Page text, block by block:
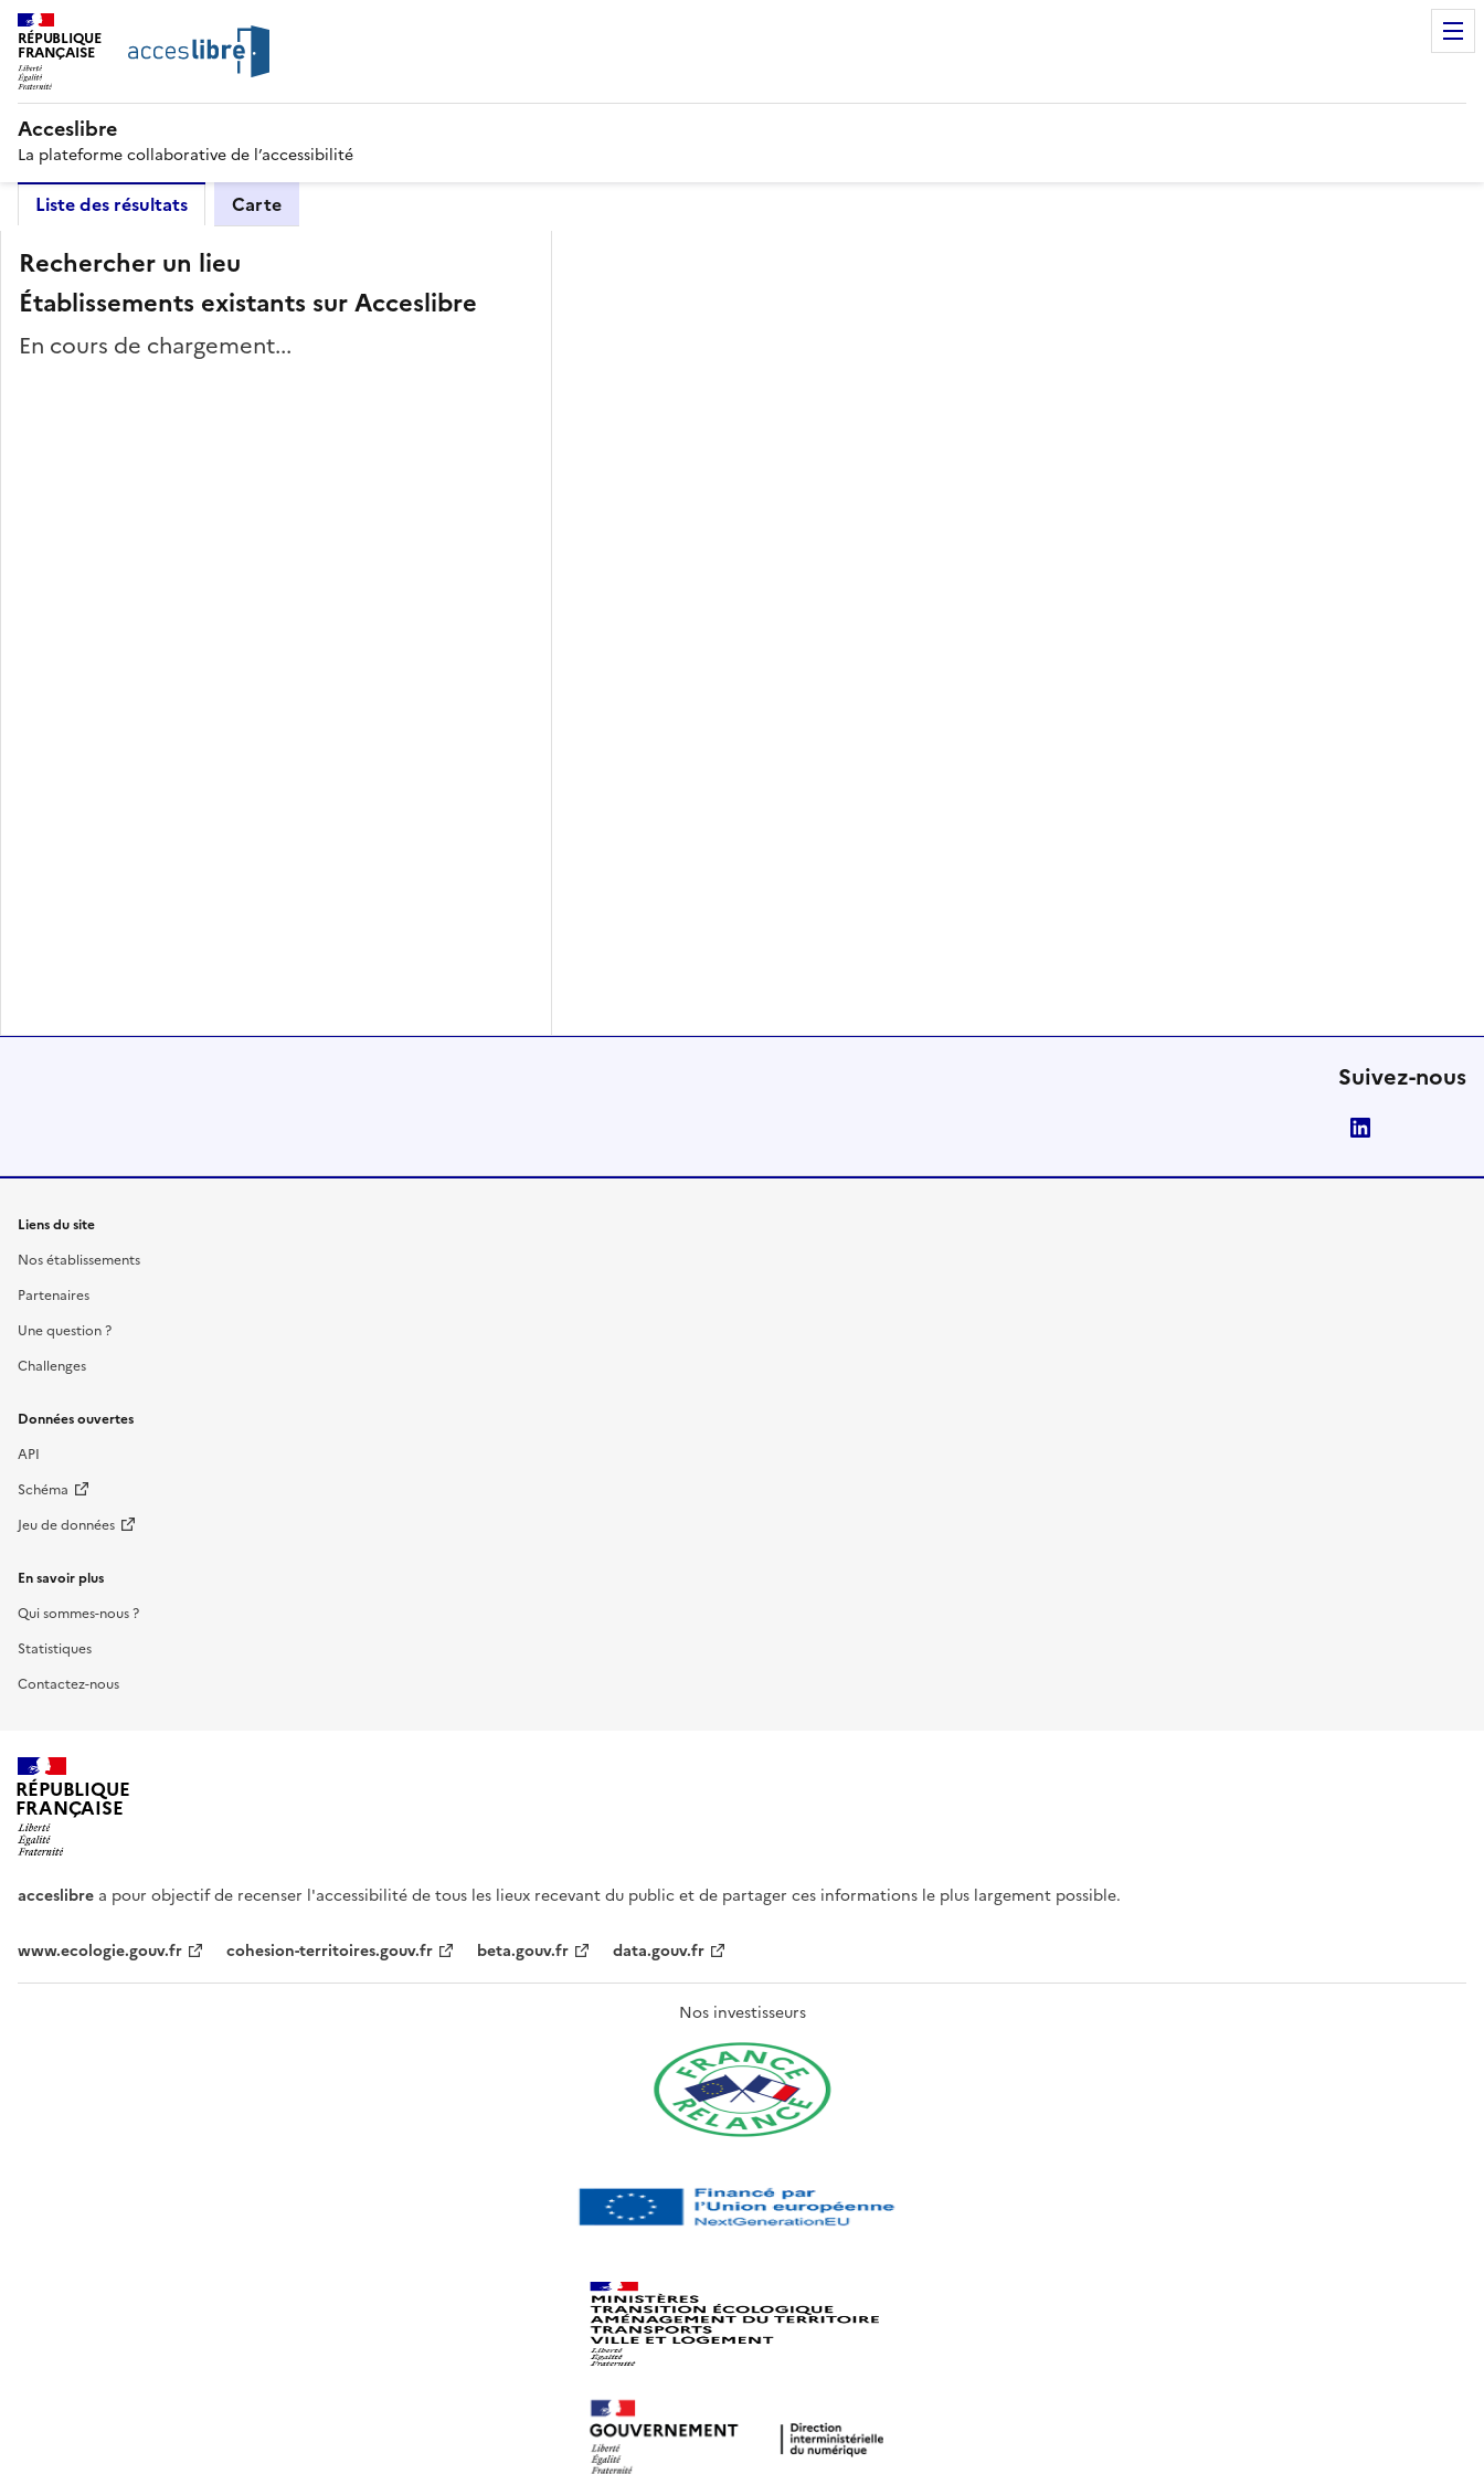
RÉPUBLIQUE
FRANÇAISE
Acceslibre
La plateforme collaborative de l’accessibilité
Liste des résultats Carte
Rechercher un lieu
Établissements existants sur Acceslibre
En cours de chargement...
Suivez-nous
Liens du site
Nos établissements
Partenaires
Une question ?
Challenges
Données ouvertes
API
Schéma
Jeu de données
En savoir plus
Qui sommes-nous ?
Statistiques
Contactez-nous
RÉPUBLIQUE
FRANÇAISE
acceslibre a pour objectif de recenser l'accessibilité de tous les lieux recevant du public et de partager ces informations le plus largement possible.
www.ecologie.gouv.fr cohesion-territoires.gouv.fr beta.gouv.fr data.gouv.fr
Nos investisseurs